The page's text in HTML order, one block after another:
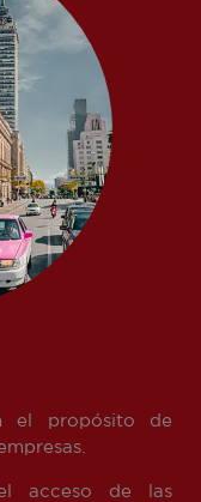
el propósito de
acceso de las